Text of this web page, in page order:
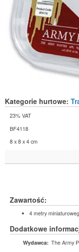
Kategorie hurtowe:
23% VAT
BF4118
8 x 8 x 4 cm
Zawartość:
4 metry
Dodatkowe
Wydawca: The Army